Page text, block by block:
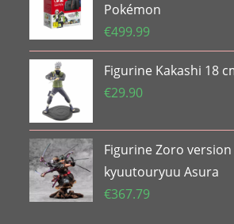
Pokémon
€499.99
Figurine Kakashi 18
€29.90
Figurine Zoro
kyuutouryuu Asura
€367.79